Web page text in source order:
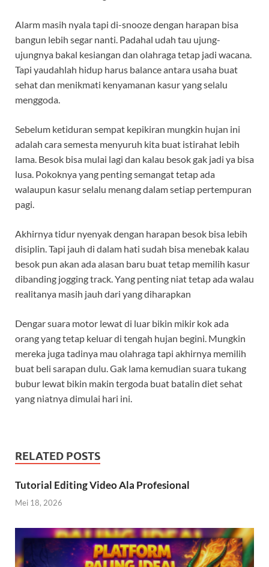
Alarm masih nyala tapi di-snooze dengan harapan bisa
bangun lebih segar nanti. Padahal udah tau ujung-
ujungnya bakal kesiangan dan olahraga tetap jadi wacana.
Tapi yaudahlah hidup harus balance antara usaha buat
sehat dan menikmati kenyamanan kasur yang selalu
menggoda.
Sebelum ketiduran sempat kepikiran mungkin hujan ini
adalah cara semesta menyuruh kita buat istirahat lebih
lama. Besok bisa mulai lagi dan kalau besok gak jadi ya bisa
lusa. Pokoknya yang penting semangat tetap ada
walaupun kasur selalu menang dalam setiap pertempuran
pagi.
Akhirnya tidur nyenyak dengan harapan besok bisa lebih
disiplin. Tapi jauh di dalam hati sudah bisa menebak kalau
besok pun akan ada alasan baru buat tetap memilih kasur
dibanding jogging track. Yang penting niat tetap ada walau
realitanya masih jauh dari yang diharapkan
Dengar suara motor lewat di luar bikin mikir kok ada
orang yang tetap keluar di tengah hujan begini. Mungkin
mereka juga tadinya mau olahraga tapi akhirnya memilih
buat beli sarapan dulu. Gak lama kemudian suara tukang
bubur lewat bikin makin tergoda buat batalin diet sehat
yang niatnya dimulai hari ini.
RELATED POSTS
Tutorial Editing Video Ala Profesional
Mei 18, 2026